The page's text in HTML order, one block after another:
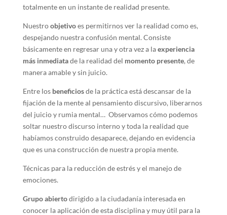
totalmente en un instante de realidad presente.
Nuestroobjetivoes permitirnos ver la realidad como es,
despejando nuestra confusión mental. Consiste
básicamente en regresar una y otra vez a laexperiencia
más inmediatade la realidad del momento presente, de
manera amable y sin juicio.
Entre los beneficiosde la práctica está descansar de la
fijación de la mente al pensamiento discursivo, liberarnos
del juicio y rumia mental… Observamos cómo podemos
soltar nuestro discurso interno y toda la realidad que
habíamos construido desaparece, dejando en evidencia
que es una construcción de nuestra propia mente.
Técnicas para la reducción de estrés y el manejo de
emociones.
Grupo abiertodirigido a la ciudadanía interesada en
conocer la aplicación de esta disciplina y muy útil para la